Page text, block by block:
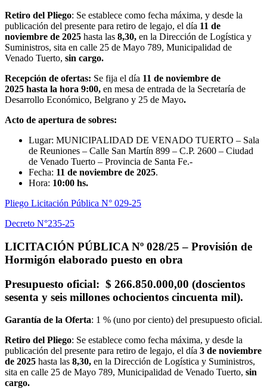
Retiro del Pliego: Se establece como fecha máxima, y desde la
publicación del presente para retiro de legajo, el día 11 de
noviembre de 2025 hasta las 8,30, en la Dirección de Logística y
Suministros, sita en calle 25 de Mayo 789, Municipalidad de
Venado Tuerto, sin cargo.
Recepción de ofertas: Se fija el día 11 de noviembre de
2025 hasta la hora 9:00, en mesa de entrada de la Secretaría de
Desarrollo Económico, Belgrano y 25 de Mayo.
Acto de apertura de sobres:
Lugar: MUNICIPALIDAD DE VENADO TUERTO – Sala
de Reuniones – Calle San Martín 899 – C.P. 2600 – Ciudad
de Venado Tuerto – Provincia de Santa Fe.-
Fecha: 11 de noviembre de 2025.
Hora: 10:00 hs.
Pliego Licitación Pública N° 029-25
Decreto N°235-25
LICITACIÓN PÚBLICA Nº 028/25 – Provisión de
Hormigón elaborado puesto en obra
Presupuesto oficial: $ 266.850.000,00 (doscientos
sesenta y seis millones ochocientos cincuenta mil).
Garantía de la Oferta: 1 % (uno por ciento) del presupuesto oficial.
Retiro del Pliego: Se establece como fecha máxima, y desde la
publicación del presente para retiro de legajo, el día 3 de noviembre
de 2025 hasta las 8,30, en la Dirección de Logística y Suministros,
sita en calle 25 de Mayo 789, Municipalidad de Venado Tuerto, sin
cargo.